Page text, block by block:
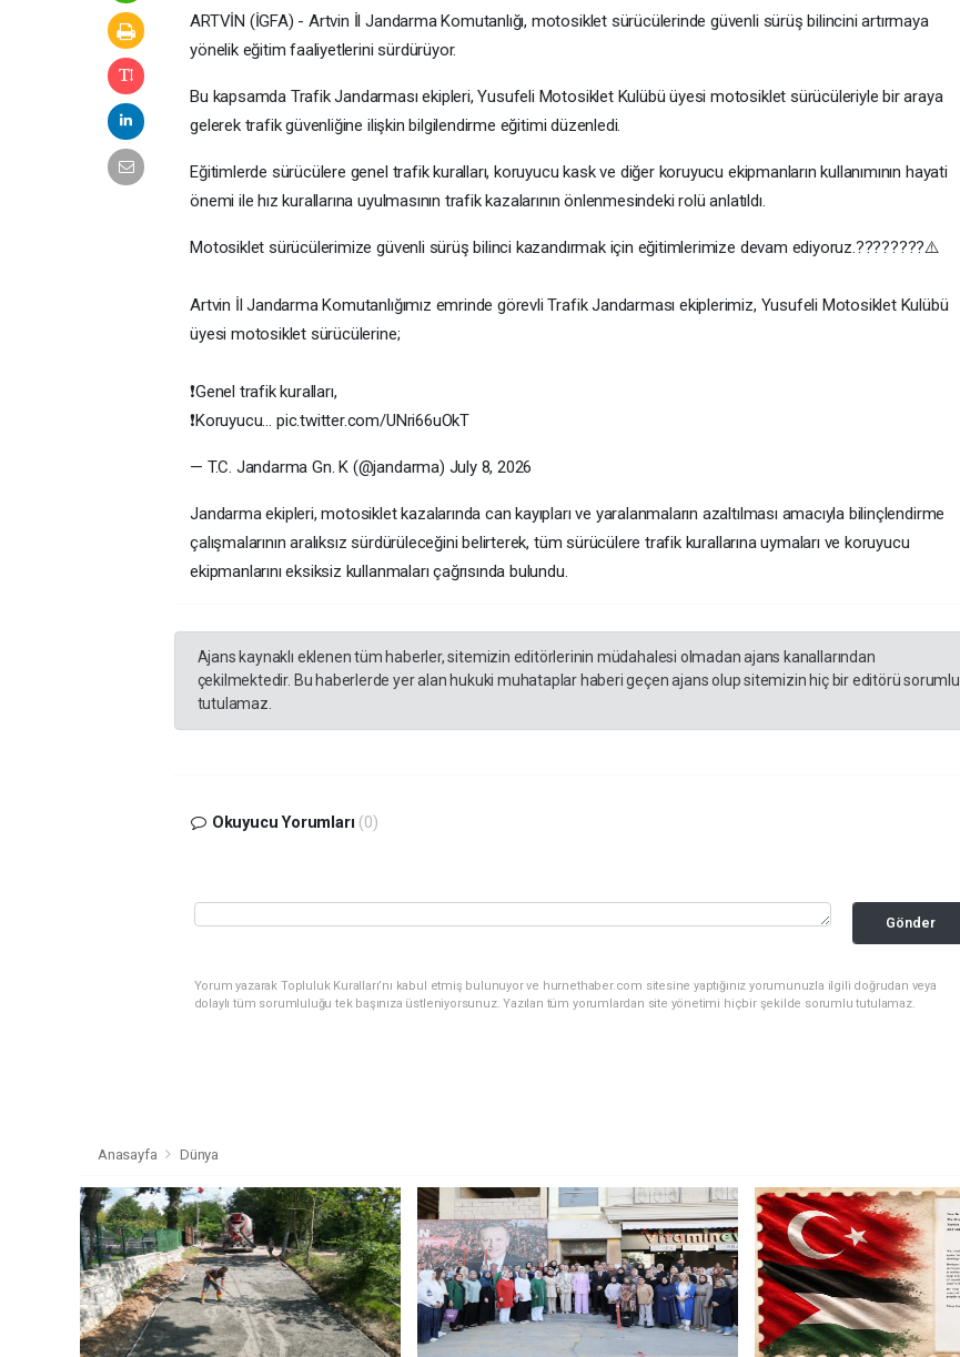
ARTVİN (İGFA) - Artvin İl Jandarma Komutanlığı, motosiklet sürücülerinde güvenli sürüş bilincini artırmaya
yönelik eğitim faaliyetlerini sürdürüyor.
Bu kapsamda Trafik Jandarması ekipleri, Yusufeli Motosiklet Kulübü üyesi motosiklet sürücüleriyle bir araya
gelerek trafik güvenliğine ilişkin bilgilendirme eğitimi düzenledi.
Eğitimlerde sürücülere genel trafik kuralları, koruyucu kask ve diğer koruyucu ekipmanların kullanımının hayati
önemi ile hız kurallarına uyulmasının trafik kazalarının önlenmesindeki rolü anlatıldı.
Motosiklet sürücülerimize güvenli sürüş bilinci kazandırmak için eğitimlerimize devam ediyoruz.????️????⚠️
Artvin İl Jandarma Komutanlığımız emrinde görevli Trafik Jandarması ekiplerimiz, Yusufeli Motosiklet Kulübü
üyesi motosiklet sürücülerine;
❗️Genel trafik kuralları,
❗️Koruyucu… pic.twitter.com/UNri66uOkT
— T.C. Jandarma Gn. K (@jandarma) July 8, 2026
Jandarma ekipleri, motosiklet kazalarında can kayıpları ve yaralanmaların azaltılması amacıyla bilinçlendirme
çalışmalarının aralıksız sürdürüleceğini belirterek, tüm sürücülere trafik kurallarına uymaları ve koruyucu
ekipmanlarını eksiksiz kullanmaları çağrısında bulundu.
Ajans kaynaklı eklenen tüm haberler, sitemizin editörlerinin müdahalesi olmadan ajans kanallarından
çekilmektedir. Bu haberlerde yer alan hukuki muhataplar haberi geçen ajans olup sitemizin hiç bir editörü sorumlu
tutulamaz.
Okuyucu Yorumları (0)
Gönder
Yorum yazarak Topluluk Kuralları’nı kabul etmiş bulunuyor ve hurnethaber.com sitesine yaptığınız yorumunuzla ilgili doğrudan veya
dolaylı tüm sorumluluğu tek başınıza üstleniyorsunuz. Yazılan tüm yorumlardan site yönetimi hiçbir şekilde sorumlu tutulamaz.
Anasayfa Dünya